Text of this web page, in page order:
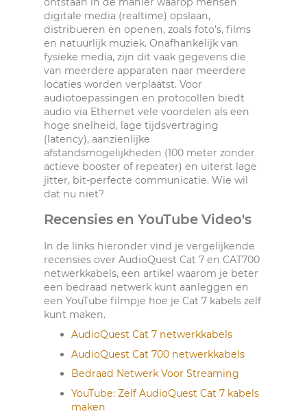
digitale media (realtime) opslaan,
distribueren en openen, zoals foto's, films
en natuurlijk muziek. Onafhankelijk van
fysieke media, zijn dit vaak gegevens die
van meerdere apparaten naar meerdere
locaties worden verplaatst. Voor
audiotoepassingen en protocollen biedt
audio via Ethernet vele voordelen als een
hoge snelheid, lage tijdsvertraging
(latency), aanzienlijke
afstandsmogelijkheden (100 meter zonder
actieve booster of repeater) en uiterst lage
jitter, bit-perfecte communicatie. Wie wil
dat nu niet?
Recensies en YouTube Video's
In de links hieronder vind je vergelijkende
recensies over AudioQuest Cat 7 en CAT700
netwerkkabels, een artikel waarom je beter
een bedraad netwerk kunt aanleggen en
een YouTube filmpje hoe je Cat 7 kabels zelf
kunt maken.
AudioQuest Cat 7 netwerkkabels
AudioQuest Cat 700 netwerkkabels
Bedraad Netwerk Voor Streaming
YouTube: Zelf AudioQuest Cat 7 kabels
maken